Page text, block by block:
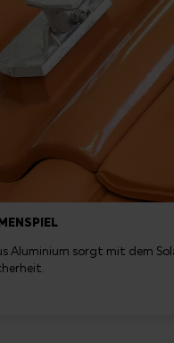
Aluminium sorgt mit dem